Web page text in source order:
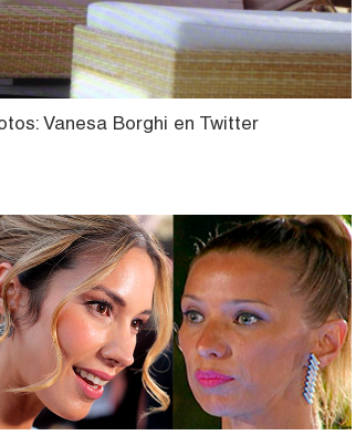
Vanesa Borghi en Twitter